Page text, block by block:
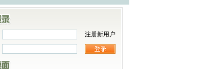
注册新用户